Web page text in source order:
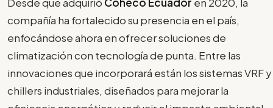
compañía ha fortalecido su presencia en el país,
enfocándose ahora en ofrecer soluciones de
climatización con tecnología de punta. Entre las
innovaciones que incorporará están los sistemas VRF y
chillers industriales, diseñados para mejorar la